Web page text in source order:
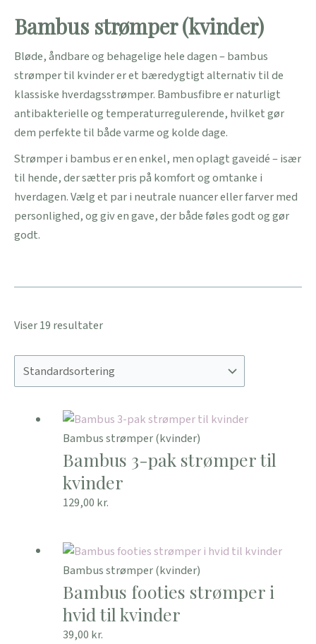
Bambus strømper (kvinder)
Bløde, åndbare og behagelige hele dagen – bambus
strømper til kvinder er et bæredygtigt alternativ til de
klassiske hverdagsstrømper. Bambusfibre er naturligt
antibakterielle og temperaturregulerende, hvilket gør
dem perfekte til både varme og kolde dage.
Strømper i bambus er en enkel, men oplagt gaveidé – især
til hende, der sætter pris på komfort og omtanke i
hverdagen. Vælg et par i neutrale nuancer eller farver med
personlighed, og giv en gave, der både føles godt og gør
godt.
Viser 19 resultater
Bambus strømper (kvinder)
Bambus 3-pak strømper til
kvinder
129,00 kr.
Bambus strømper (kvinder)
Bambus footies strømper i
hvid til kvinder
39,00 kr.